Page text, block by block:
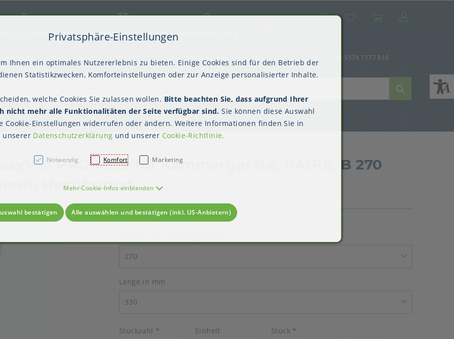
Tisch Gastroverpackungen Küchenbedarf Hygiene & Reinigung
& Reinigung
(PSA) Hygienepapiere Waschraumhygiene Kimberly-Clark™
Versand & Logistik
Palettensicherung Polstern & Kennzeichnen Versandverpackungen
Arbeitsschutz
Einweghauben Mundschutz Schutzkleidung Überschuhe
SucheWunschliste
+43 5576 7177 818
PRO ML 2 für Kammergeräte, PA/PE, B 270
Hochformat
270
Länge in mm
330
Stückzahl * Einheit Stück *
Privatsphäre-Einstellungen
Ihnen ein optimales Nutzererlebnis zu bieten. Einige Cookies sind für den Betrieb der
Statistikzwecken, Komforteinstellungen oder zur Anzeige personalisierter Inhalte.
welche Cookies Sie zulassen wollen. Bitte beachten Sie, dass aufgrund Ihrer
nicht mehr alle Funktionalitäten der Seite verfügbar sind. Sie können diese Auswahl
Cookie-Einstellungen widerrufen oder ändern. Weitere Informationen finden Sie in
unserer Datenschutzerklärung und unserer Cookie-Richtlinie.
Notwendig Komfort Marketing
Mehr Cookie-Infos einblenden
bestätigen Alle auswählen und bestätigen (inkl. US-Anbietern)